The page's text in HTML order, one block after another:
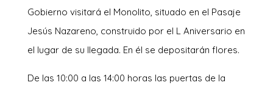
Gobierno visitará el Monolito, situado en el Pasaje
Jesús Nazareno, construido por el L Aniversario en
el lugar de su llegada. En él se depositarán flores.
De las 10:00 a las 14:00 horas las puertas de la